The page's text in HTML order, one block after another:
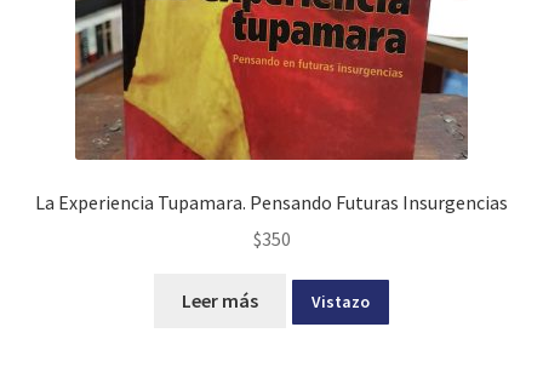
La Experiencia Tupamara. Pensando Futuras Insurgencias
$350
Leer más Vistazo